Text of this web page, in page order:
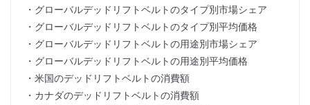
・グローバルデッドリフトベルトのタイプ別市場シェア
・グローバルデッドリフトベルトのタイプ別平均価格
・グローバルデッドリフトベルトの用途別市場シェア
・グローバルデッドリフトベルトの用途別平均価格
・米国のデッドリフトベルトの消費額
・カナダのデッドリフトベルトの消費額